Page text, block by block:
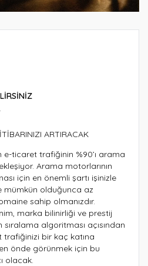
ARTIRACAK
e-ticaret trafiğinin %90’ı arama
Arama motorlarının
için en önemli şartı işinizle
mümkün olduğunca az
sahip olmanızdır.
marka bilinirliği ve prestij
sıralama algoritması açısından
bir kaç katına
önde görünmek için bu
olacak.